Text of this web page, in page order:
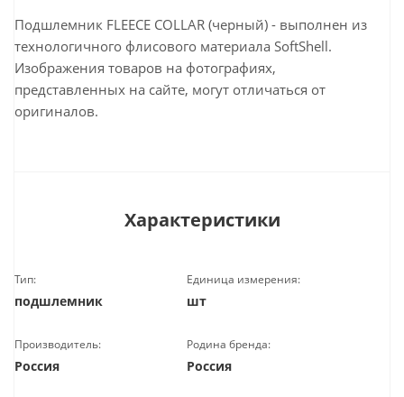
Подшлемник FLEECE COLLAR (черный) - выполнен из
технологичного флисового материала SoftShell.
Изображения товаров на фотографиях,
представленных на сайте, могут отличаться от
оригиналов.
Характеристики
Тип:
подшлемник
Единица измерения:
шт
Производитель:
Россия
Родина бренда:
Россия